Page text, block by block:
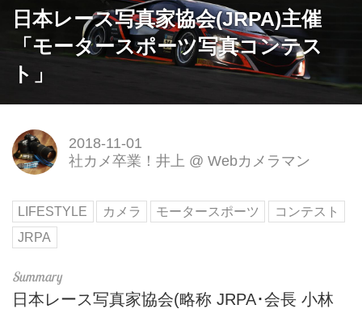
日本レース写真家協会(JRPA)主催
「モータースポーツ写真コンテス
ト」
2018-11-01
社カメ卒業！井上 @ Webカメラマン
LIFESTYLE カメラ モータースポーツ
コンテスト
JRPA
日本レース写真家協会(略称 JRPA･会長 小林